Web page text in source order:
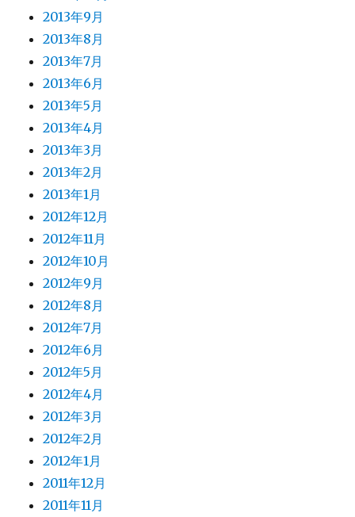
2013年9月
2013年8月
2013年7月
2013年6月
2013年5月
2013年4月
2013年3月
2013年2月
2013年1月
2012年12月
2012年11月
2012年10月
2012年9月
2012年8月
2012年7月
2012年6月
2012年5月
2012年4月
2012年3月
2012年2月
2012年1月
2011年12月
2011年11月